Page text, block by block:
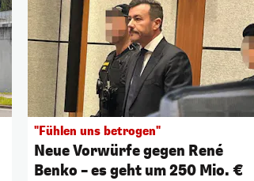
"Fühlen uns betrogen"
Neue Vorwürfe gegen René
Benko – es geht um 250 Mio. €